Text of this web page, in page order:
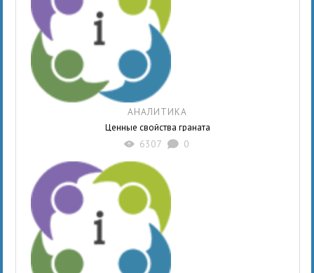
АНАЛИТИКА
Ценные свойства граната
X 6307 K 0